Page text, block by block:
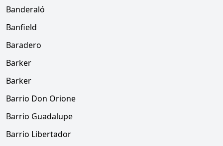
Banderaló
Banfield
Baradero
Barker
Barker
Barrio Don Orione
Barrio Guadalupe
Barrio Libertador